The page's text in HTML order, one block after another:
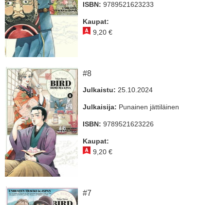
ISBN: 9789521623233
Kaupat:
9,20 €
#8
Julkaistu: 25.10.2024
Julkaisija: Punainen jättiläinen
ISBN: 9789521623226
Kaupat:
9,20 €
#7